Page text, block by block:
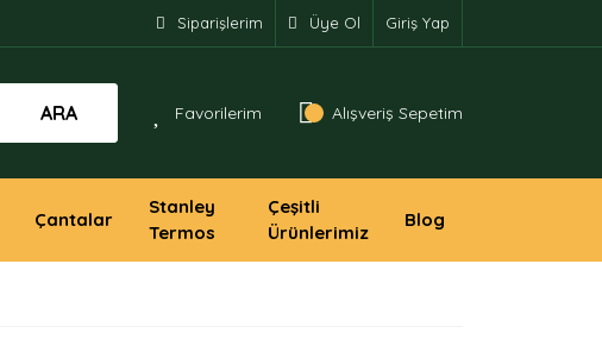
Siparişlerim Üye Ol Giriş Yap
ARA Favorilerim Alışveriş Sepetim
Çantalar
Stanley
Termos
Çeşitli
Ürünlerimiz
Blog